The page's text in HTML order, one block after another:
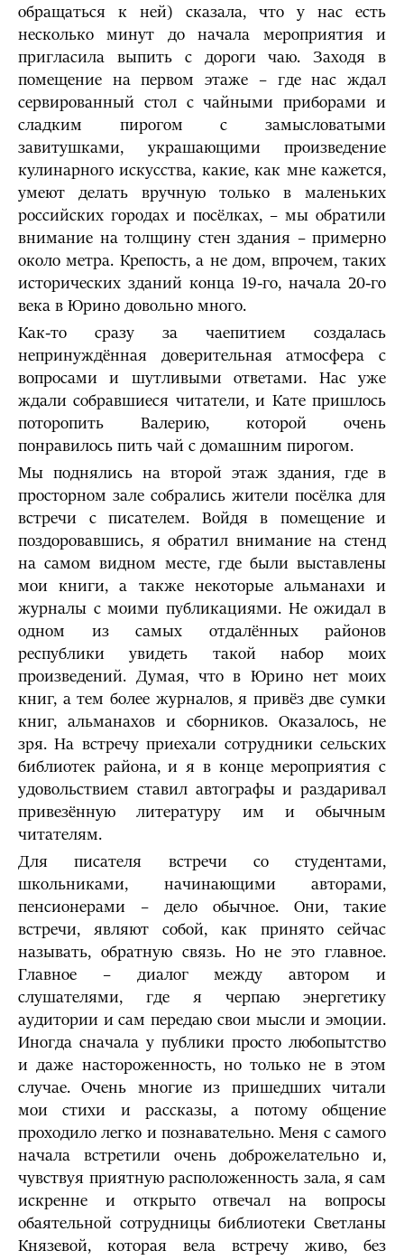
обращаться к ней) сказала, что у нас есть
несколько минут до начала мероприятия и
пригласила выпить с дороги чаю. Заходя в
помещение на первом этаже – где нас ждал
сервированный стол с чайными приборами и
сладким пирогом с замысловатыми
завитушками, украшающими произведение
кулинарного искусства, какие, как мне кажется,
умеют делать вручную только в маленьких
российских городах и посёлках, – мы обратили
внимание на толщину стен здания – примерно
около метра. Крепость, а не дом, впрочем, таких
исторических зданий конца 19-го, начала 20-го
века в Юрино довольно много.
Как-то сразу за чаепитием создалась
непринуждённая доверительная атмосфера с
вопросами и шутливыми ответами. Нас уже
ждали собравшиеся читатели, и Кате пришлось
поторопить Валерию, которой очень
понравилось пить чай с домашним пирогом.
Мы поднялись на второй этаж здания, где в
просторном зале собрались жители посёлка для
встречи с писателем. Войдя в помещение и
поздоровавшись, я обратил внимание на стенд
на самом видном месте, где были выставлены
мои книги, а также некоторые альманахи и
журналы с моими публикациями. Не ожидал в
одном из самых отдалённых районов
республики увидеть такой набор моих
произведений. Думая, что в Юрино нет моих
книг, а тем более журналов, я привёз две сумки
книг, альманахов и сборников. Оказалось, не
зря. На встречу приехали сотрудники сельских
библиотек района, и я в конце мероприятия с
удовольствием ставил автографы и раздаривал
привезённую литературу им и обычным
читателям.
Для писателя встречи со студентами,
школьниками, начинающими авторами,
пенсионерами – дело обычное. Они, такие
встречи, являют собой, как принято сейчас
называть, обратную связь. Но не это главное.
Главное – диалог между автором и
слушателями, где я черпаю энергетику
аудитории и сам передаю свои мысли и эмоции.
Иногда сначала у публики просто любопытство
и даже настороженность, но только не в этом
случае. Очень многие из пришедших читали
мои стихи и рассказы, а потому общение
проходило легко и познавательно. Меня с самого
начала встретили очень доброжелательно и,
чувствуя приятную расположенность зала, я сам
искренне и открыто отвечал на вопросы
обаятельной сотрудницы библиотеки Светланы
Князевой, которая вела встречу живо, без